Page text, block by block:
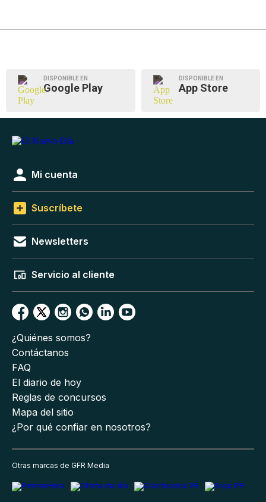
DISPONIBLE EN
Google Play
DISPONIBLE EN
App Store
Mi cuenta
Suscríbete
Newsletters
Servicio al cliente
¿Quiénes somos?
Contáctanos
FAQ
El diario de hoy
Reglas de concursos
Mapa del sitio
¿Por qué confiar en nosotros?
Otras marcas de GFR Media